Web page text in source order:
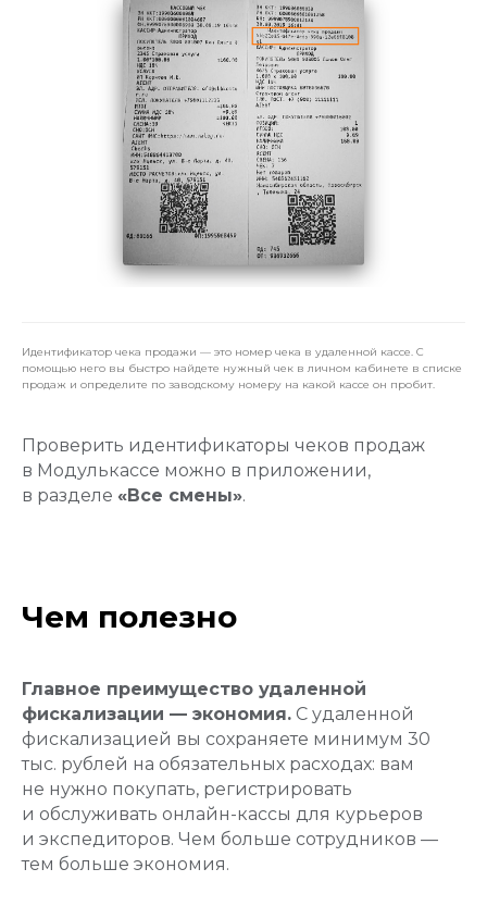
Идентификатор чека продажи — это номер чека в удаленной кассе. С
помощью него вы быстро найдете нужный чек в личном кабинете в списке
продаж и определите по заводскому номеру на какой кассе он пробит.
Проверить идентификаторы чеков продаж
в Модулькассе можно в приложении,
в разделе «Все смены».
Чем полезно
Главное преимущество удаленной
фискализации — экономия. С удаленной
фискализацией вы сохраняете минимум 30
тыс. рублей на обязательных расходах: вам
не нужно покупать, регистрировать
и обслуживать онлайн-кассы для курьеров
и экспедиторов. Чем больше сотрудников —
тем больше экономия.